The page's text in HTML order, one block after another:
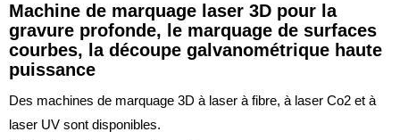
Machine de marquage laser 3D pour la
gravure profonde, le marquage de surfaces
courbes, la découpe galvanométrique haute
puissance
Des machines de marquage 3D à laser à fibre, à laser Co2 et à
laser UV sont disponibles.